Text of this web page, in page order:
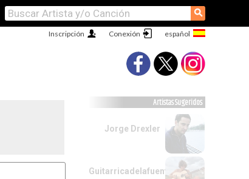
⚲
Conexión
Inscripción
Artistas Sugeridos
Jorge Drexler
Guitarricadelafuente